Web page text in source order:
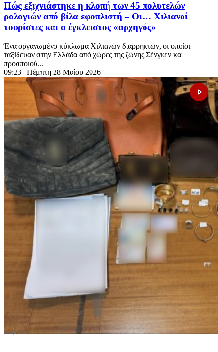
Πώς εξιχνιάστηκε η κλοπή των 45 πολυτελών
ρολογιών από βίλα εφοπλιστή – Οι… Χιλιανοί
τουρίστες και ο έγκλειστος «αρχηγός»
Ένα οργανωμένο κύκλωμα Χιλιανών διαρρηκτών, οι οποίοι
ταξίδευαν στην Ελλάδα από χώρες της ζώνης Σένγκεν και
προσποιού...
09:23 | Πέμπτη 28 Μαΐου 2026